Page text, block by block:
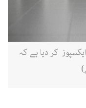
کر دیا ہے کہ